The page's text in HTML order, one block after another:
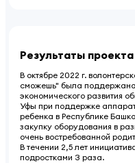
Результаты проекта
В октябре 2022 г.
сможешь" была поддержана
экономического развития
Уфы при поддержке
ребенка в Республике
закупку оборудования в
очень востребованной
В течении 2,5 лет
подростками 3 раза.